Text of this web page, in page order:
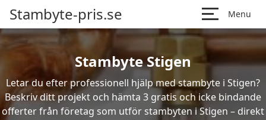
Stambyte-pris.se Menu
Stambyte Stigen
Letar du efter professionell hjälp med stambyte i Stigen?
Beskriv ditt projekt och hämta 3 gratis och icke bindande
offerter från företag som utför stambyten i Stigen – direkt